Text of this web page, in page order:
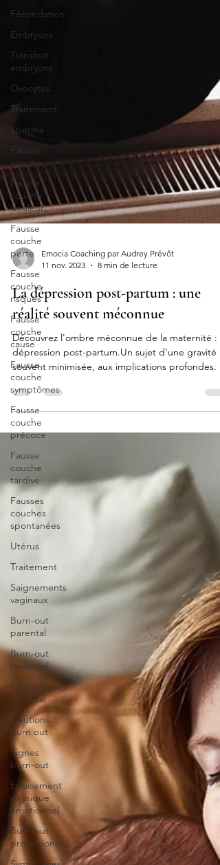
Fécondation
Embryons
Transfert
embryons
Ovocytes
Traitement
Sperme
Fausse
couche
Fausse
couche
douleur
Fausse
couche
perte
Fausse
couche
risques
Fausse
couche
cause
Fausse
couche
symptômes
Fausse
couche
précoce
Fausse
couche
tardive
Fausses
couches
spontanées
Utérus
Traitement
Saignements
vaginaux
Burn-out
parental
Burn-out
maternel
Epuisement
parental
Solutions
burn out
Signes
burn-out
Epuisement
physique
emotionnel
Burn-out
professionnel
11 nov. 2023
8 min de lecture
La dépression post-partum : une
réalité souvent méconnue
Découvrez l'ombre méconnue de la maternité : la
dépression post-partum.Un sujet d'une gravité
souvent minimisée, aux implications profondes.